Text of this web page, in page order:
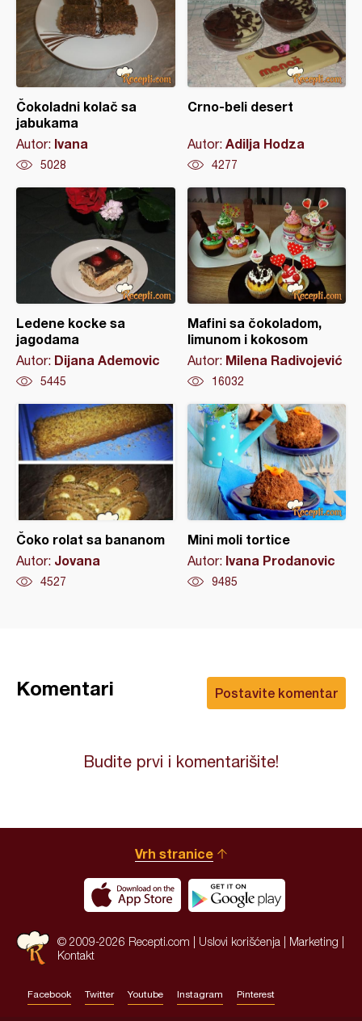
Čokoladni kolač sa
jabukama
Autor: Ivana
5028
Crno-beli desert
Autor: Adilja Hodza
4277
Ledene kocke sa
jagodama
Autor: Dijana Ademovic
5445
Mafini sa čokoladom,
limunom i kokosom
Autor: Milena Radivojević
16032
Čoko rolat sa bananom
Autor: Jovana
4527
Mini moli tortice
Autor: Ivana Prodanovic
9485
Postavite komentar
Komentari
Budite prvi i komentarišite!
Vrh stranice
© 2009-2026 Recepti.com | Uslovi korišćenja Marketing
Kontakt
Facebook Twitter Youtube Instagram Pinterest